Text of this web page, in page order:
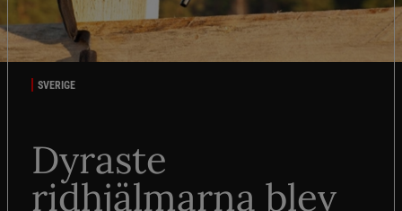
SVERIGE
Dyraste
ridhjälmarna blev